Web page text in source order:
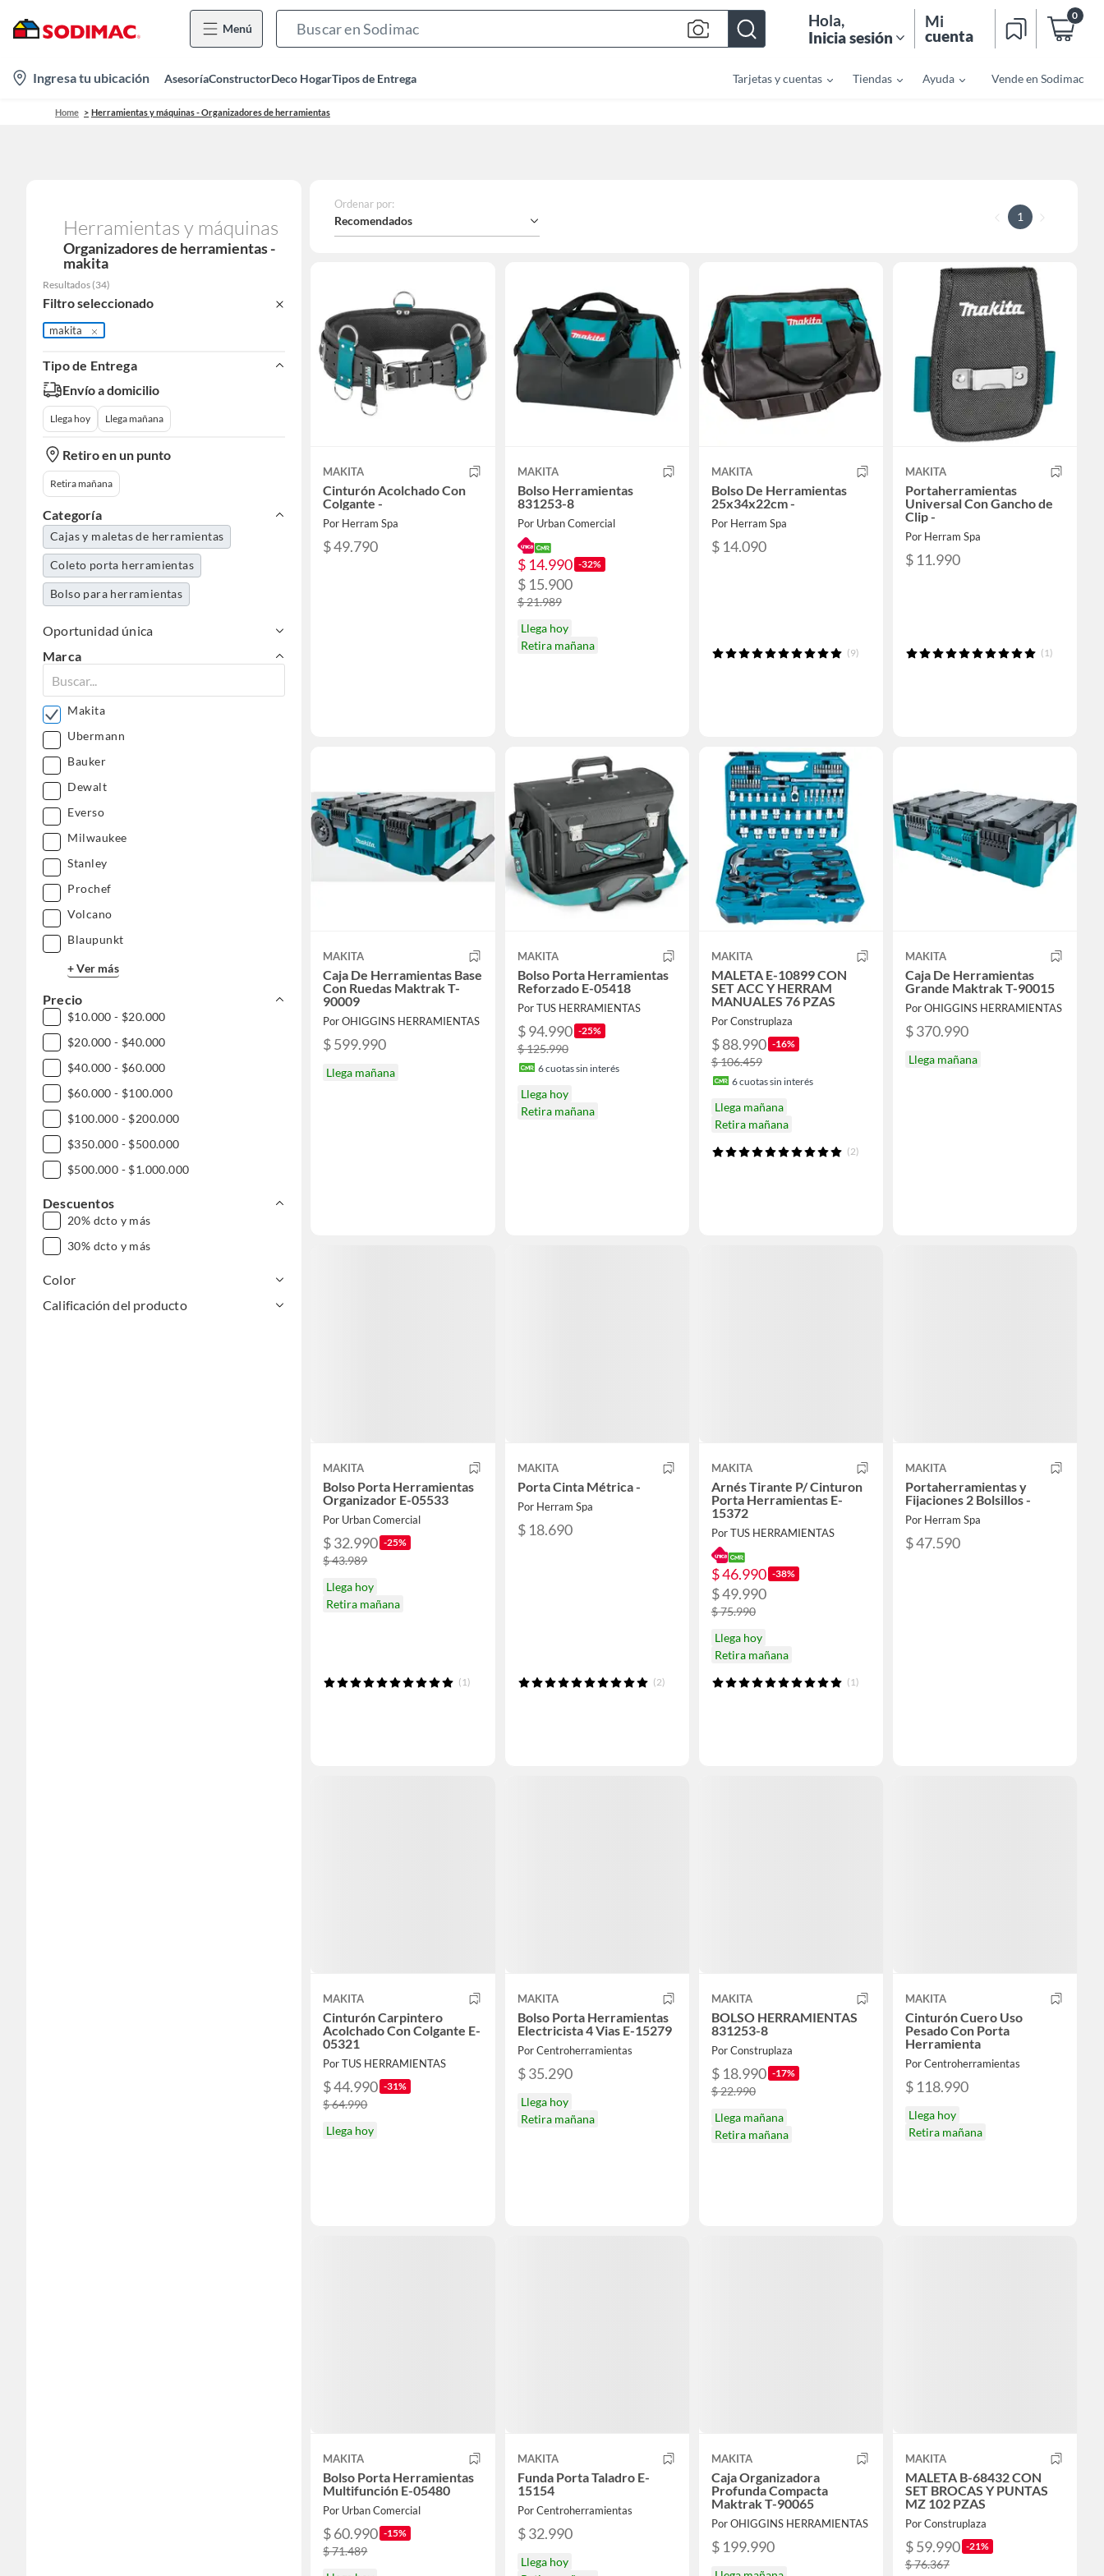
Menú
Bar
Hola,
Inicia sesión
Mi
cuenta
0
location-
icon
Ingresa tu ubicación AsesoríaConstructorDeco HogarTipos de Entrega Tarjetas y cuentas Tiendas Ayuda Vende en Sodimac
Home Herramientas y máquinas - Organizadores de herramientas
Herramientas y máquinas
Organizadores de herramientas -
makita
Resultados (34)
Filtro seleccionado
makita
Tipo de Entrega
Envío a domicilio
Llega hoy Llega mañana
Retiro en un punto
Retira mañana
Categoría
Cajas y maletas de herramientas
Coleto porta herramientas
Bolso para herramientas
Oportunidad única
Marca
Makita
Ubermann
Bauker
Dewalt
Everso
Milwaukee
Stanley
Prochef
Volcano
Blaupunkt
+ Ver más
Precio
$10.000 - $20.000
$20.000 - $40.000
$40.000 - $60.000
$60.000 - $100.000
$100.000 - $200.000
$350.000 - $500.000
$500.000 - $1.000.000
Descuentos
20% dcto y más
30% dcto y más
Color
Calificación del producto
Ordenar por:
Recomendados 1
MAKITA
Cinturón Acolchado Con
Colgante -
Por Herram Spa
$ 49.790
MAKITA
Bolso Herramientas
831253-8
Por Urban Comercial
$ 14.990 -32%
$ 15.900
$ 21.989
Llega hoy
Retira mañana
MAKITA
Bolso De Herramientas
25x34x22cm -
Por Herram Spa
$ 14.090
(9)
MAKITA
Portaherramientas
Universal Con Gancho de
Clip -
Por Herram Spa
$ 11.990
(1)
MAKITA
Caja De Herramientas Base
Con Ruedas Maktrak T-
90009
Por OHIGGINS HERRAMIENTAS
$ 599.990
Llega mañana
MAKITA
Bolso Porta Herramientas
Reforzado E-05418
Por TUS HERRAMIENTAS
$ 94.990 -25%
$ 125.990
6cuotas sin interés
Llega hoy
Retira mañana
MAKITA
MALETA E-10899 CON
SET ACC Y HERRAM
MANUALES 76 PZAS
Por Construplaza
$ 88.990 -16%
$ 106.459
6cuotas sin interés
Llega mañana
Retira mañana
(2)
MAKITA
Caja De Herramientas
Grande Maktrak T-90015
Por OHIGGINS HERRAMIENTAS
$ 370.990
Llega mañana
MAKITA
Bolso Porta Herramientas
Organizador E-05533
Por Urban Comercial
$ 32.990 -25%
$ 43.989
Llega hoy
Retira mañana
(1)
MAKITA
Porta Cinta Métrica -
Por Herram Spa
$ 18.690
(2)
MAKITA
Arnés Tirante P/ Cinturon
Porta Herramientas E-
15372
Por TUS HERRAMIENTAS
$ 46.990 -38%
$ 49.990
$ 75.990
Llega hoy
Retira mañana
(1)
MAKITA
Portaherramientas y
Fijaciones 2 Bolsillos -
Por Herram Spa
$ 47.590
MAKITA
Cinturón Carpintero
Acolchado Con Colgante E-
05321
Por TUS HERRAMIENTAS
$ 44.990 -31%
$ 64.990
Llega hoy
MAKITA
Bolso Porta Herramientas
Electricista 4 Vias E-15279
Por Centroherramientas
$ 35.290
Llega hoy
Retira mañana
MAKITA
BOLSO HERRAMIENTAS
831253-8
Por Construplaza
$ 18.990 -17%
$ 22.990
Llega mañana
Retira mañana
MAKITA
Cinturón Cuero Uso
Pesado Con Porta
Herramienta
Por Centroherramientas
$ 118.990
Llega hoy
Retira mañana
MAKITA
Bolso Porta Herramientas
Multifunción E-05480
Por Urban Comercial
$ 60.990 -15%
$ 71.489
MAKITA
Funda Porta Taladro E-
15154
Por Centroherramientas
$ 32.990
Llega hoy
MAKITA
Caja Organizadora
Profunda Compacta
Maktrak T-90065
Por OHIGGINS HERRAMIENTAS
$ 199.990
MAKITA
MALETA B-68432 CON
SET BROCAS Y PUNTAS
MZ 102 PZAS
Por Construplaza
$ 59.990 -21%
$ 76.367